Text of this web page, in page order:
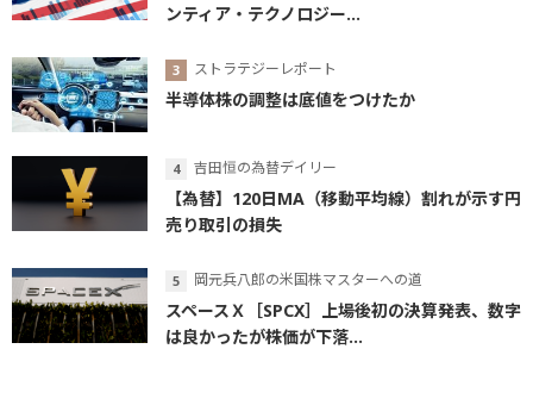
ンティア・テクノロジー...
ストラテジーレポート
半導体株の調整は底値をつけたか
吉田恒の為替デイリー
【為替】120日MA（移動平均線）割れが示す円
売り取引の損失
岡元兵八郎の米国株マスターへの道
スペースＸ［SPCX］上場後初の決算発表、数字
は良かったが株価が下落...